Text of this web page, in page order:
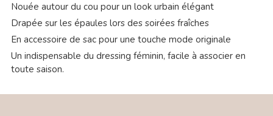
Nouée autour du cou pour un look urbain élégant
Drapée sur les épaules lors des soirées fraîches
En accessoire de sac pour une touche mode originale
Un indispensable du dressing féminin, facile à associer en
toute saison.